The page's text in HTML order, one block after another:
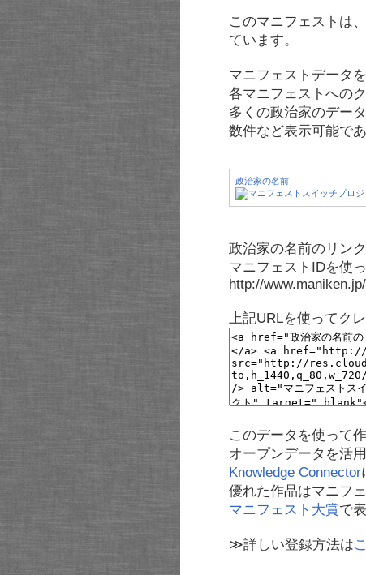
このマニフェストは、
ています。
マニフェストデータ
各マニフェストへの
多くの政治家のデー
数件など表示可能で
政治家の名前
政治家の名前のリン
マニフェストIDを使
http://
上記URLを使ってク
このデータを使って
オープンデータを活
Knowledge Connector
優れた作品はマニフ
マニフェスト大賞で
≫詳しい登録方法は